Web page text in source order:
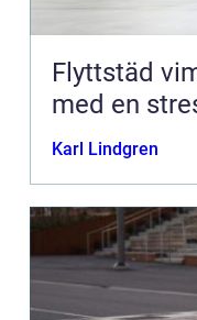
Flyttstäd vimmerby
med en
Karl Lindgren